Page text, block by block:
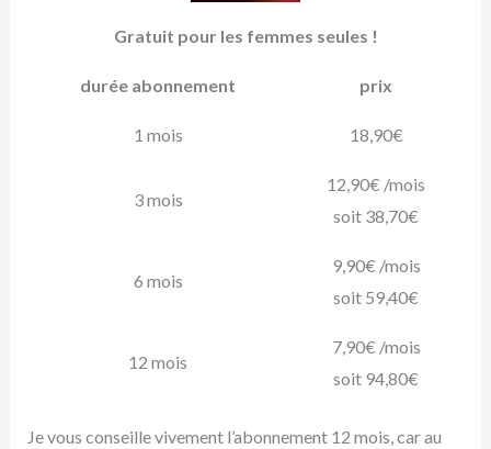
Gratuit pour les femmes seules !
durée abonnement prix
1 mois 18,90€
3 mois
12,90€ /mois
soit 38,70€
6 mois
9,90€ /mois
soit 59,40€
12 mois
7,90€ /mois
soit 94,80€
Je vous conseille vivement l’abonnement 12 mois, car au